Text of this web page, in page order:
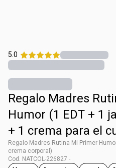
5.0
Regalo Madres
Humor (1 EDT + 1
+ 1 crema para el
Regalo Madres Rutina Mi Primer
crema corporal)
Cod. NATCOL-226827 -